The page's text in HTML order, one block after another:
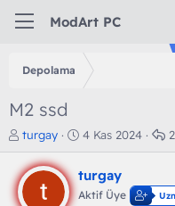
ModArt PC
Depolama
M2 ssd
K
o
n
b
u
turgay
B
a
a
4 Kas 2024
C
e
p
2
turgay
Aktif Üye